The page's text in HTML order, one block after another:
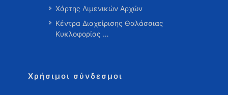
Χάρτης Λιμενικών Αρχών
Κέντρα Διαχείρισης Θαλάσσιας
Κυκλοφορίας …
Χρήσιμοι σύνδεσμοι